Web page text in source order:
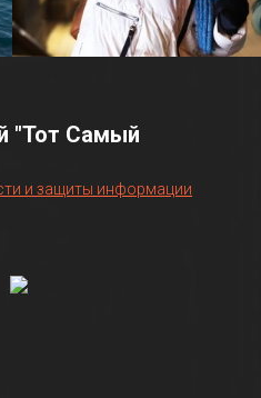
"Тот Самый
и защиты информации